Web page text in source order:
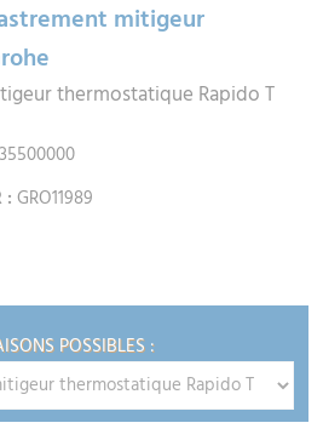
mitigeur
thermostatique Rapido T
35500000
: GRO11989
POSSIBLES :